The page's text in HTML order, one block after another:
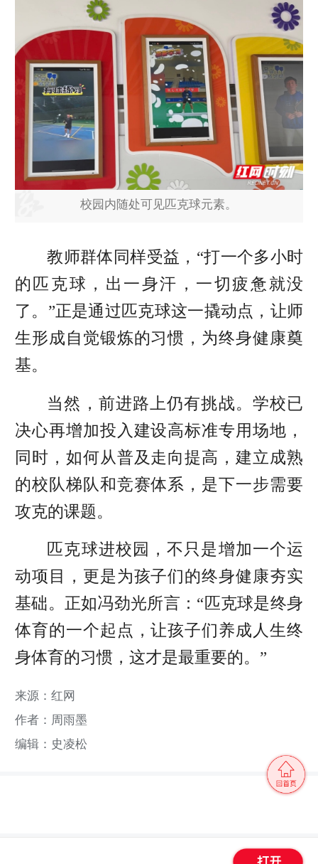
校园内随处可见匹克球元素。
教师群体同样受益，“打一个多小时
的匹克球，出一身汗，一切疲惫就没
了。”正是通过匹克球这一撬动点，让师
生形成自觉锻炼的习惯，为终身健康奠
基。
当然，前进路上仍有挑战。学校已
决心再增加投入建设高标准专用场地，
同时，如何从普及走向提高，建立成熟
的校队梯队和竞赛体系，是下一步需要
攻克的课题。
匹克球进校园，不只是增加一个运
动项目，更是为孩子们的终身健康夯实
基础。正如冯劲光所言：“匹克球是终身
体育的一个起点，让孩子们养成人生终
身体育的习惯，这才是最重要的。”
来源：红网
作者：周雨墨
编辑：史凌松